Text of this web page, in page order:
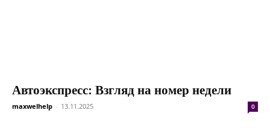
Автоэкспресс: Взгляд на номер недели
maxwelhelp - 13.11.2025 0